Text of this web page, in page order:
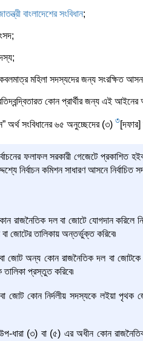
বাংলাদেশের সংবিধান;
মহিলা সদস্যদের জন্য সংরক্ষিত
কোন প্রার্থীর জন্য এই
অর্থ সংবিধানের ৬৫ অনুচ্ছেদের (৩) 3[দফার]
ফলাফল সরকারী গেজেটে প্রকাশিত
নির্বাচন কমিশন সাধারণ আসনে
রাজনৈতিক দল বা জোটে যোগদান করিলে
জোটের তালিকায় অন্তর্ভুক্ত করিবে৷
জোট অন্য কোন রাজনৈতিক দল বা জোটকে
প্রস্তুত করিবে৷
জোট কোন নির্দলীয় সদস্যকে লইয়া পৃথক
ধারা (৩) বা (৫) এর অধীন কোন